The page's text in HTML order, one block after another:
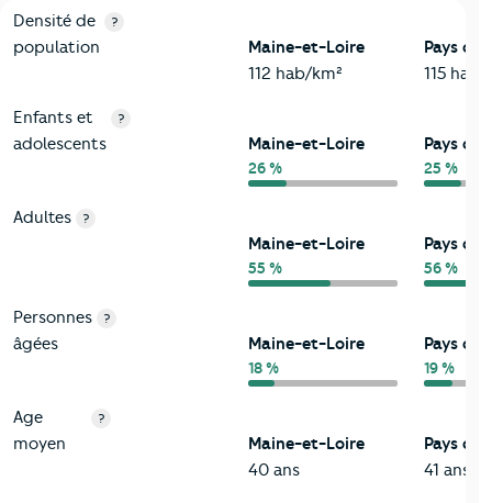
2-Habitants
Critères Maine-et-Loire
Densité de
population
?
Maine-et-Loire
112 hab/km²
Pays de
115 hab/
Enfants et
adolescents
?
Maine-et-Loire
26 %
Pays de
25 %
Adultes ?
Maine-et-Loire
55 %
Pays de
56 %
Personnes
âgées
?
Maine-et-Loire
18 %
Pays de
19 %
Age
moyen
?
Maine-et-Loire
40 ans
Pays de
41 ans